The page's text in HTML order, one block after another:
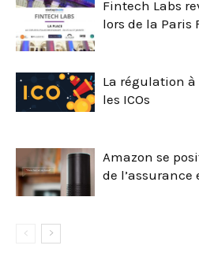
Fintech Labs
lors de la Paris
La régulation
les ICOs
Amazon se
de l’assurance